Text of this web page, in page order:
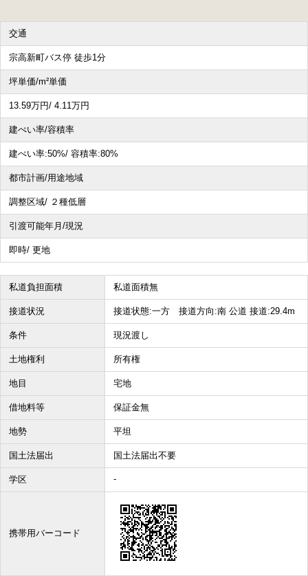
収益物件
その他、こだわり条件で探す
交通
宗高新町バス停 徒歩1分
坪単価/m²単価
13.59万円/ 4.11万円
建ぺい率/容積率
建ぺい率:50%/ 容積率:80%
都市計画/用途地域
調整区域/ ２種低層
引渡可能年月/現況
即時/ 更地
私道負担面積 私道面積無
接道状況 接道状態:一方 接道方向:南 公道 接道:29.4m
条件 現況渡し
土地権利 所有権
地目 宅地
借地料等 保証金無
地勢 平坦
国土法届出 国土法届出不要
学区 -
携帯用バーコード